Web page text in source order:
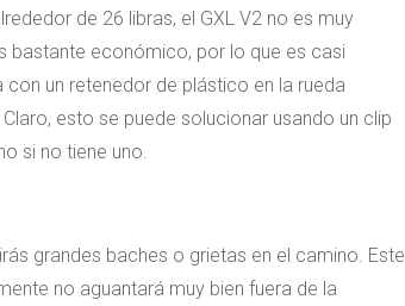
de 26 libras, el GXL V2 no es muy
bastante económico, por lo que es casi
un retenedor de plástico en la rueda
esto se puede solucionar usando un clip
si no tiene uno.
grandes baches o grietas en el camino. Este
no aguantará muy bien fuera de la